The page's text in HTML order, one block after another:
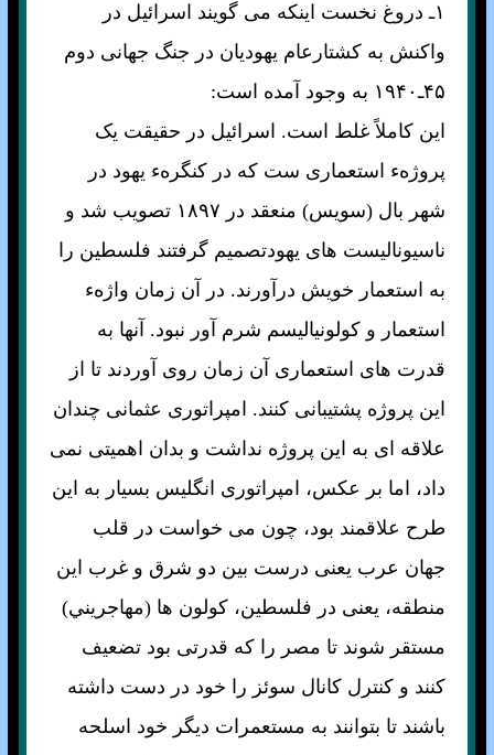
۱ـ دروغ نخست اينکه می گويند اسرائيل در
واکنش به کشتارعام يهوديان در جنگ جهانی دوم
۴۵ـ۱۹۴۰ به وجود آمده است:
اين کاملاً غلط است. اسرائيل در حقيقت يک
پروژهء استعماری ست که در کنگرهء يهود در
شهر بال (سويس) منعقد در ۱۸۹۷ تصويب شد و
ناسيوناليست های يهودتصميم گرفتند فلسطين را
به استعمار خويش درآورند. در آن زمان واژهء
استعمار و کولونياليسم شرم آور نبود. آنها به
قدرت های استعماری آن زمان روی آوردند تا از
اين پروژه پشتيبانی کنند. امپراتوری عثمانی چندان
علاقه ای به اين پروژه نداشت و بدان اهميتی نمی
داد، اما بر عکس، امپراتوری انگليس بسيار به اين
طرح علاقمند بود، چون می خواست در قلب
جهان عرب يعنی درست بين دو شرق و غرب اين
منطقه، يعنی در فلسطين، کولون ها (مهاجريني)
مستقر شوند تا مصر را که قدرتی بود تضعيف
کنند و کنترل کانال سوئز را خود در دست داشته
باشند تا بتوانند به مستعمرات ديگر خود اسلحه